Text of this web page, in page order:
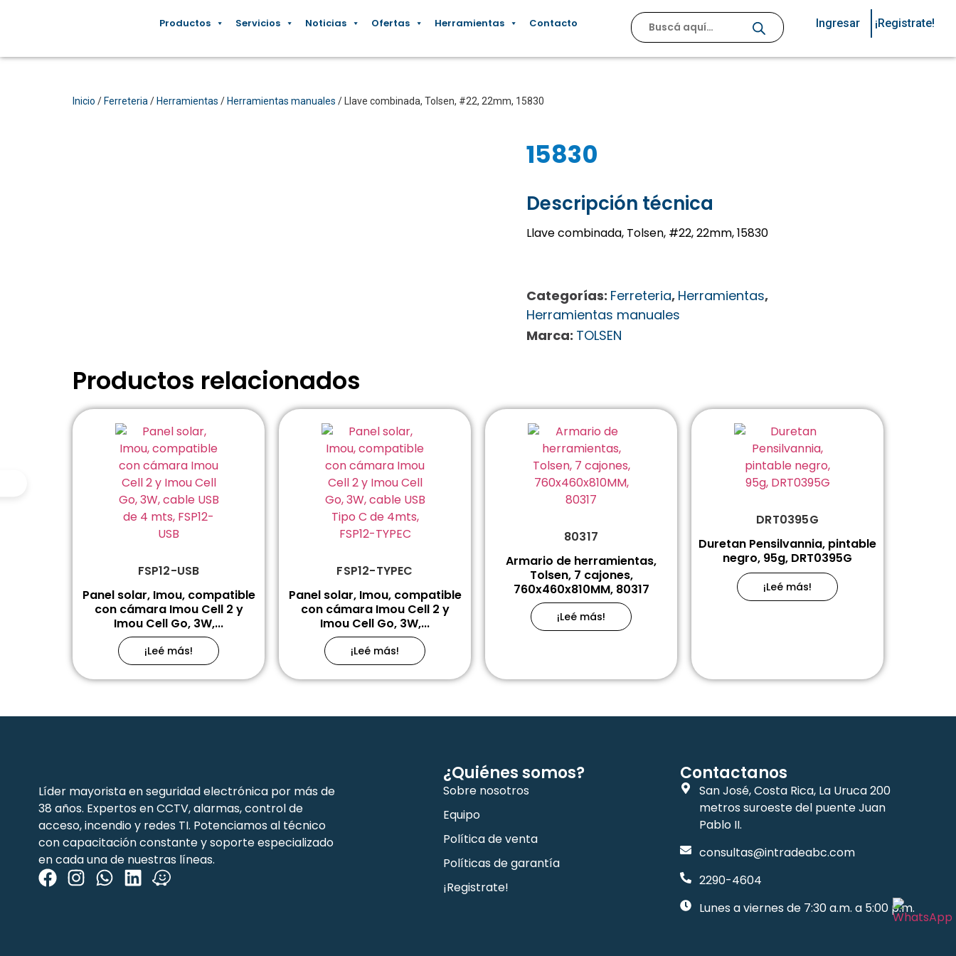
Productos Servicios Noticias Ofertas Herramientas Contacto Ingresar ¡Registrate!
Inicio / Ferreteria / Herramientas / Herramientas manuales / Llave combinada, Tolsen, #22, 22mm, 15830
15830
Descripción técnica
Llave combinada, Tolsen, #22, 22mm, 15830
Categorías: Ferreteria, Herramientas,
Herramientas manuales
Marca: TOLSEN
Productos relacionados
FSP12-USB
Panel solar, Imou, compatible
con cámara Imou Cell 2 y
Imou Cell Go, 3W,...
¡Leé más!
FSP12-TYPEC
Panel solar, Imou, compatible
con cámara Imou Cell 2 y
Imou Cell Go, 3W,...
¡Leé más!
80317
Armario de herramientas,
Tolsen, 7 cajones,
760x460x810MM, 80317
¡Leé más!
DRT0395G
Duretan Pensilvannia, pintable
negro, 95g, DRT0395G
¡Leé más!
Líder mayorista en seguridad electrónica por más de
38 años. Expertos en CCTV, alarmas, control de
acceso, incendio y redes TI. Potenciamos al técnico
con capacitación constante y soporte especializado
en cada una de nuestras líneas.
¿Quiénes somos?
Sobre nosotros
Equipo
Política de venta
Políticas de garantía
¡Registrate!
Contactanos
San José, Costa Rica, La Uruca 200
metros suroeste del puente Juan
Pablo II.
consultas@intradeabc.com
2290-4604
Lunes a viernes de 7:30 a.m. a 5:00 p.m.